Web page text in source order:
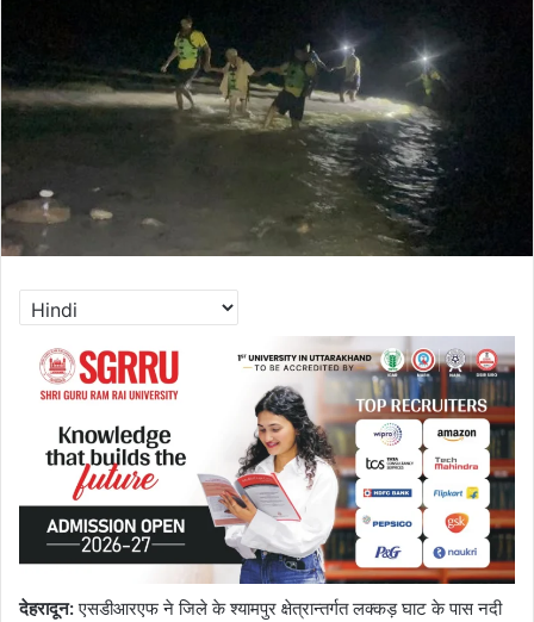
देहरादून:एसडीआरएफ ने जिले के श्यामपुर क्षेत्रान्तर्गत लक्कड़ घाट के पास नदी